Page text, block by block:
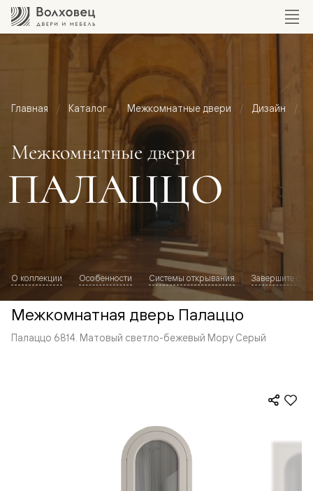
Главная Каталог Межкомнатные двери Дизайн
Межкомнатные двери
ПАЛАЦЦО
О коллекции Особенности Системы открывания Завершите
Межкомнатная дверь Палаццо
Палаццо 6814. Матовый светло-бежевый Мору Серый